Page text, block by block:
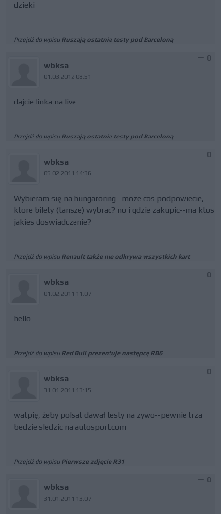
dzieki
Przejdź do wpisu Ruszają ostatnie testy pod Barceloną
wbksa
01.03.2012 08:51
0
dajcie linka na live
Przejdź do wpisu Ruszają ostatnie testy pod Barceloną
wbksa
05.02.2011 14:36
0
Wybieram się na hungaroring--moze cos podpowiecie,
ktore bilety (tansze) wybrac? no i gdzie zakupic--ma ktos
jakies doswiadczenie?
Przejdź do wpisu Renault także nie odkrywa wszystkich kart
wbksa
01.02.2011 11:07
0
hello
Przejdź do wpisu Red Bull prezentuje następcę RB6
wbksa
31.01.2011 13:15
0
watpię, żeby polsat dawał testy na zywo--pewnie trza
bedzie sledzic na autosport.com
Przejdź do wpisu Pierwsze zdjęcie R31
wbksa
31.01.2011 13:07
0